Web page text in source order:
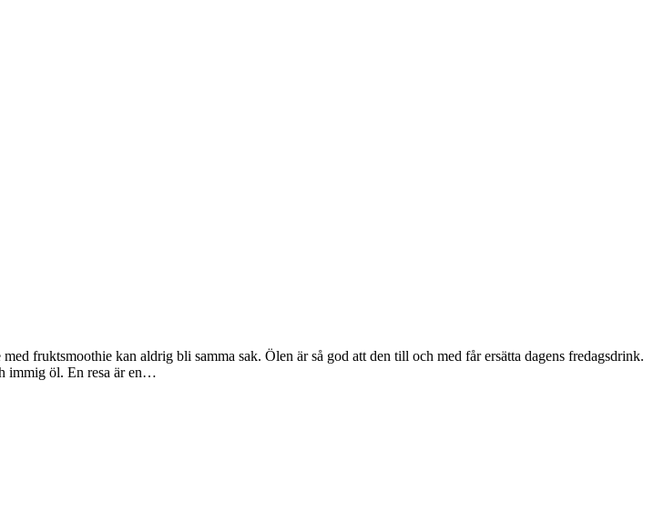
fruktsmoothie kan aldrig bli samma sak. Ölen är så god att den till och med får ersätta dagens fredagsdrink.
immig öl. En resa är en…